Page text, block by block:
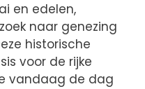
en edelen,
naar genezing
historische
voor de rijke
vandaag de dag